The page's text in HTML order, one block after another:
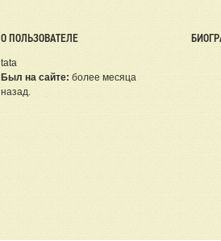
О ПОЛЬЗОВАТЕЛЕ
tata
Был на сайте: более месяца
назад.